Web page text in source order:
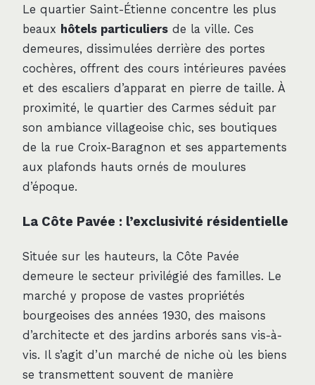
Le quartier Saint-Étienne concentre les plus
beaux hôtels particuliers de la ville. Ces
demeures, dissimulées derrière des portes
cochères, offrent des cours intérieures pavées
et des escaliers d’apparat en pierre de taille. À
proximité, le quartier des Carmes séduit par
son ambiance villageoise chic, ses boutiques
de la rue Croix-Baragnon et ses appartements
aux plafonds hauts ornés de moulures
d’époque.
La Côte Pavée : l’exclusivité résidentielle
Située sur les hauteurs, la Côte Pavée
demeure le secteur privilégié des familles. Le
marché y propose de vastes propriétés
bourgeoises des années 1930, des maisons
d’architecte et des jardins arborés sans vis-à-
vis. Il s’agit d’un marché de niche où les biens
se transmettent souvent de manière